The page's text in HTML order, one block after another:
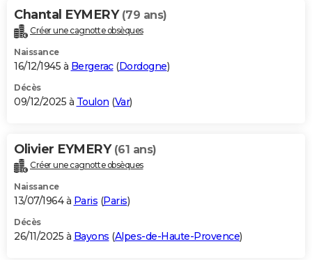
Chantal EYMERY (79 ans)
Créer une cagnotte obsèques
Naissance
16/12/1945 à Bergerac(Dordogne)
Décès
09/12/2025 à Toulon (Var)
Olivier EYMERY (61 ans)
Créer une cagnotte obsèques
Naissance
13/07/1964 à Paris (Paris)
Décès
26/11/2025 à Bayons (Alpes-de-Haute-Provence)